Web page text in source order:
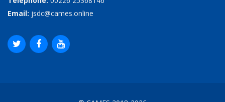
Email: jsdc@cames.online